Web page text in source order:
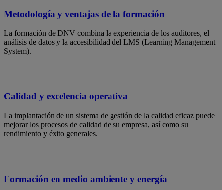
Metodología y ventajas de la formación
La formación de DNV combina la experiencia de los auditores, el
análisis de datos y la accesibilidad del LMS (Learning Management
System).
Calidad y excelencia operativa
La implantación de un sistema de gestión de la calidad eficaz puede
mejorar los procesos de calidad de su empresa, así como su
rendimiento y éxito generales.
Formación en medio ambiente y energía